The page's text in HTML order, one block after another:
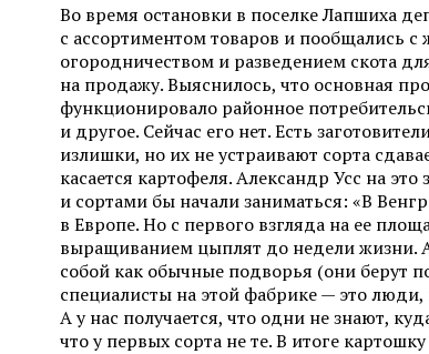
Во время остановки в поселке Лапшиха
с ассортиментом товаров и пообщались
огородничеством и разведением скота
на продажу. Выяснилось, что основная
функционировало районное
и другое. Сейчас его нет. Есть
излишки, но их не устраивают сорта
касается картофеля. Александр Усс на
и сортами бы начали заниматься: «В
в Европе. Но с первого взгляда на ее
выращиванием цыплят до недели жизни.
собой как обычные подворья (они берут
специалисты на этой фабрике — это
А у нас получается, что одни не знают,
что у первых сорта не те. В итоге